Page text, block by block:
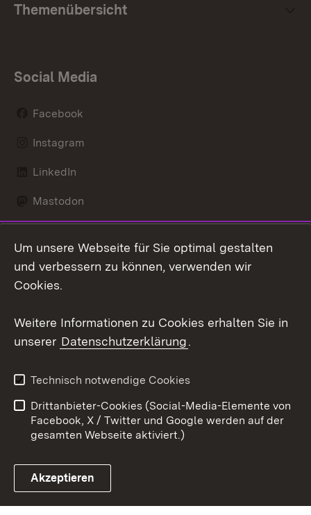
Themenübersicht
Social Media
Facebook
Instagram
LinkedIn
Mastodon
X / Twitter
Youtube
Link zum Landesportal
Kontakt
Datenschutz
Barrierefreiheit
Impressum Cookies
Um unsere Webseite für Sie optimal gestalten
und verbessern zu können, verwenden wir
Cookies.
Weitere Informationen zu Cookies erhalten Sie in
unserer Datenschutzerklärung.
Technisch notwendige Cookies
Drittanbieter-Cookies (Social-Media-Elemente von
Facebook, X / Twitter und Google werden auf der
gesamten Webseite aktiviert.)
Akzeptieren